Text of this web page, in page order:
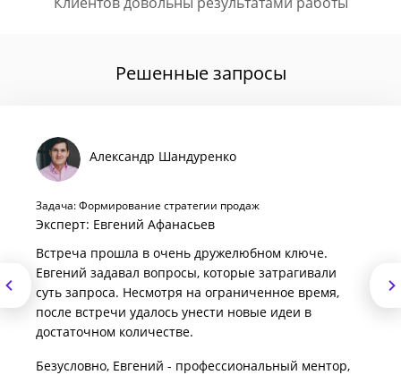
Решенные запросы
Александр Шандуренко
Задача: Формирование стратегии продаж
Эксперт: Евгений Афанасьев
Встреча прошла в очень дружелюбном ключе.
Евгений задавал вопросы, которые затрагивали
суть запроса. Несмотря на ограниченное время,
после встречи удалось унести новые идеи в
достаточном количестве.
Безусловно, Евгений - профессиональный ментор,